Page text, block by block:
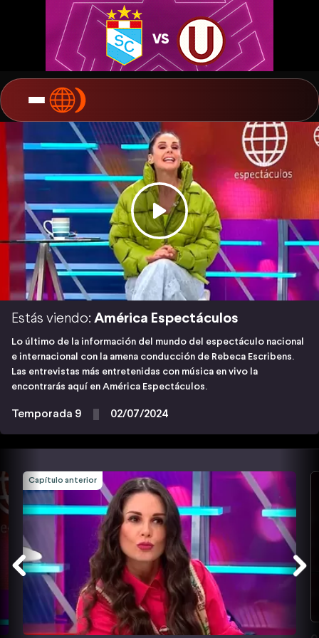
Estás viendo: América Espectáculos
Lo último de la información del mundo del espectáculo nacional
e internacional con la amena conducción de Rebeca Escribens.
Las entrevistas más entretenidas con música en vivo la
encontrarás aquí en América Espectáculos.
Temporada 9 02/07/2024
Capítulo anterior